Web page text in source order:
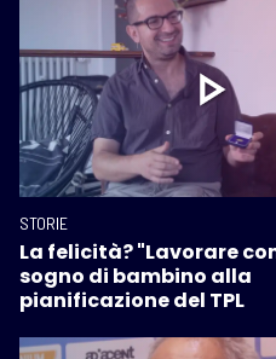
STORIE
La felicità? "Lavorare
sogno di bambino alla
pianificazione del TPL